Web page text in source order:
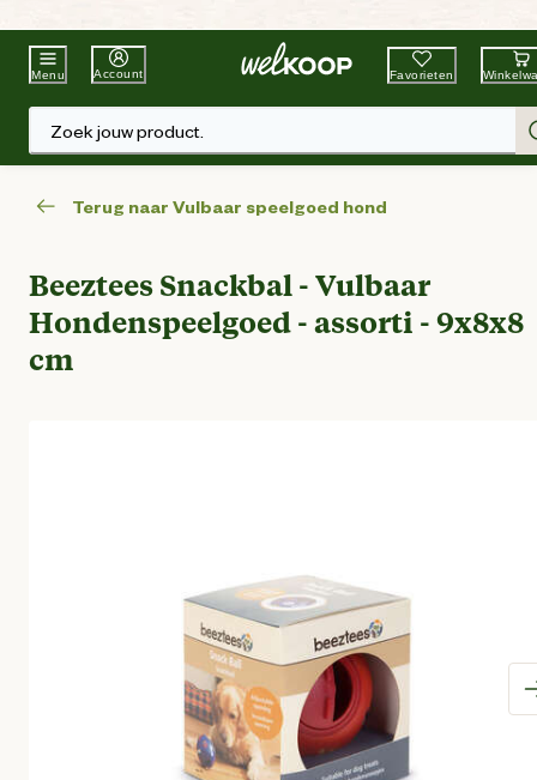
Beste WinkelketenTuin & Dier
Menu Account Favorieten
Zoek jouw product.
Terug naar Vulbaar speelgoed hond
Beeztees Snackbal - Vulbaar
Hondenspeelgoed - assorti - 9x8x8
cm